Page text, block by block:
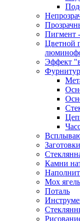
Пигмент
Цветной
Эффект
Камни
Мох
Поталь